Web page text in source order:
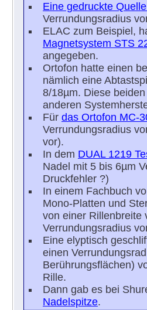
Eine gedruckte
Verrundungsradius
ELAC zum Beispiel,
Magnetsystem STS
angegeben.
Ortofon hatte einen
nämlich eine
8/18µm. Diese
anderen
Für das Ortofon MC-
Verrundungsradius
vor).
In dem DUAL 1219
Nadel mit 5 bis 6µm
Druckfehler ?)
In einem Fachbuch
Mono-Platten und
von einer Rillenbreite
Verrundungsradius
Eine elyptisch
einen
Berührungsflächen)
Rille.
Dann gab es bei
Nadelspitze.